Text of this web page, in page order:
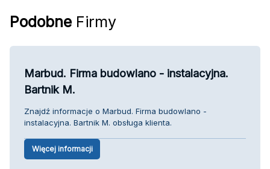
Podobne Firmy
Marbud. Firma budowlano - instalacyjna.
Bartnik M.
Znajdź informacje o Marbud. Firma budowlano -
instalacyjna. Bartnik M. obsługa klienta.
Więcej informacji